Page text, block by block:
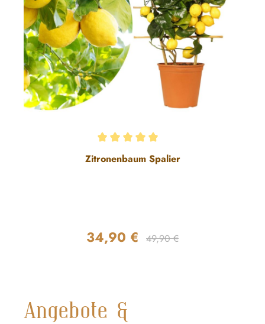
Durchschnittliche Bewertung von 5 von 5 Sternen
Zitronenbaum Spalier
Verkaufspreis:
34,90 € Regulärer Preis:
49,90 €
Angebote &